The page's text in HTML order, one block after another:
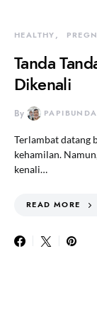
HEALTHY
Tanda
Dikenali
By PAPIBUNDA
Terlambat datang
kehamilan.
kenali…
READ MORE